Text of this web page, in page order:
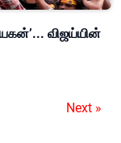
விஜய்யின்
Next »